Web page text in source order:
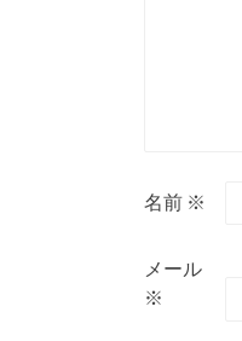
名前 ※
メール
※